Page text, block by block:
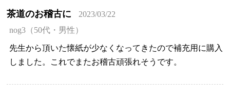
茶道のお稽古に
2023/03/22
nog3（50代・男性）
先生から頂いた懐紙が少なくなってきたので補充用に購入
しました。これでまたお稽古頑張れそうです。